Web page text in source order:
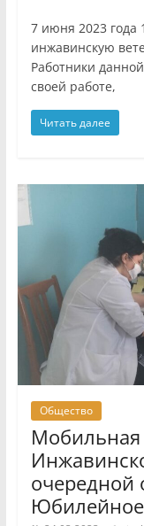
7 июня 2023 года
инжавинскую
Работники
своей работе,
Читать далее
Общество
Мобильная
очередной
Юбилейное